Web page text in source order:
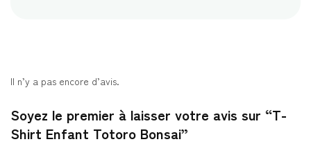
Il n’y a pas encore d’avis.
Soyez le premier à laisser votre avis sur “T-
Shirt Enfant Totoro Bonsai”